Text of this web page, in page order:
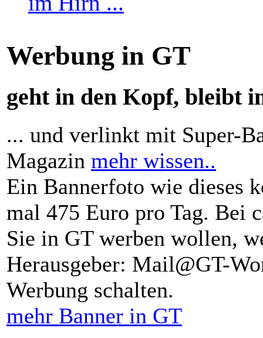
Werbung in GT
geht in den Kopf, bleibt
... und verlinkt mit Super-
Magazin mehr wissen..
Ein Bannerfoto wie dieses
mal 475 Euro pro Tag. Bei
Sie in GT werben wollen,
Herausgeber: Mail@GT-
Werbung schalten.
mehr Banner in GT